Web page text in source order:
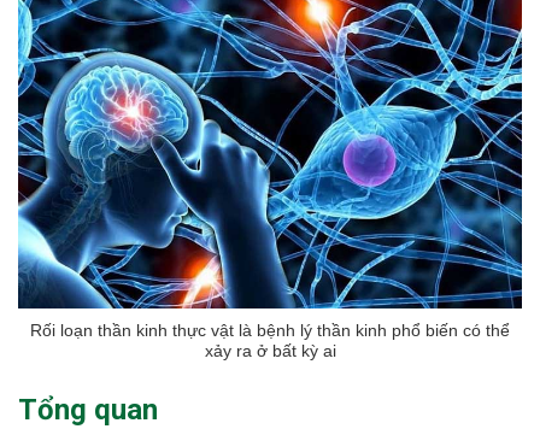
Rối loạn thần kinh thực vật là bệnh lý thần kinh phổ biến có thể
xảy ra ở bất kỳ ai
Tổng quan